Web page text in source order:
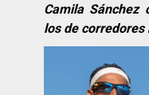
Camila Sánchez
los de